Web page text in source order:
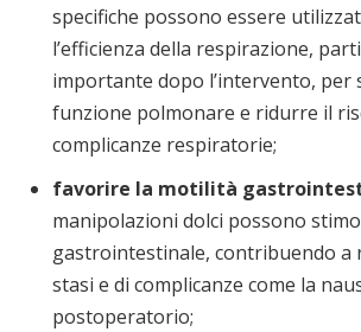
specifiche possono essere
l’efficienza della respirazione,
importante dopo l’intervento, per
funzione polmonare e ridurre il
complicanze respiratorie;
favorire la motilità
manipolazioni dolci possono
gastrointestinale, contribuendo a
stasi e di complicanze come la
postoperatorio;